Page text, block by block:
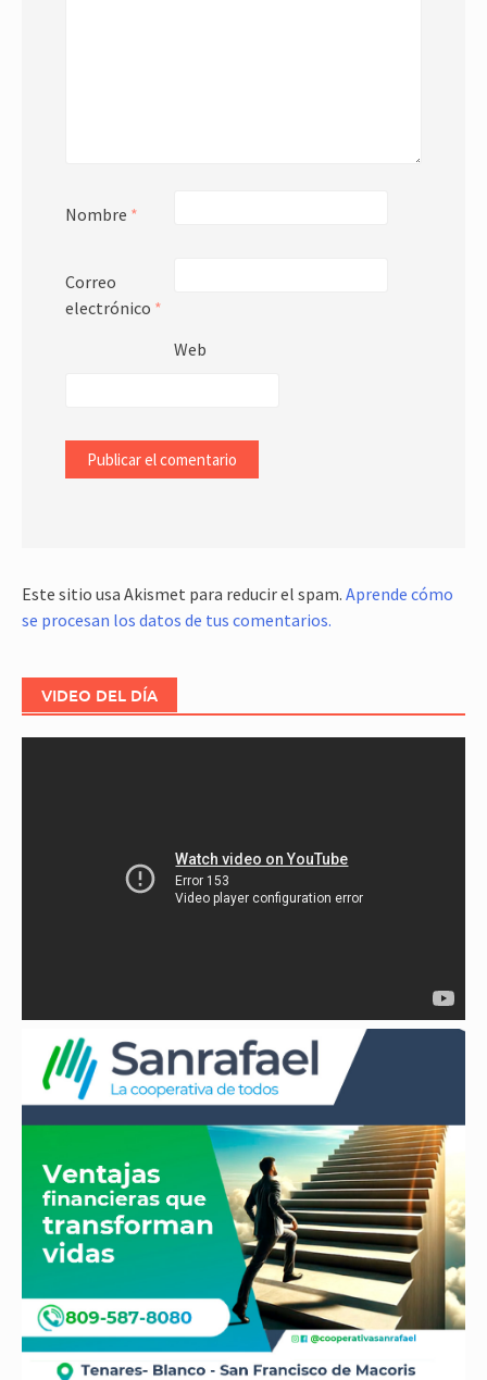
Nombre *
Correo
electrónico *
Web
Este sitio usa Akismet para reducir el spam. Aprende cómo
se procesan los datos de tus comentarios.
VIDEO DEL DÍA